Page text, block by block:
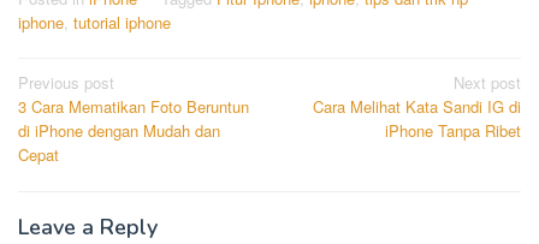
iphone tutorial iphone
Post
navigation
Previous post
3 Cara Mematikan Foto Beruntun
di iPhone dengan Mudah dan
Cepat
Next post
Cara Melihat Kata Sandi IG di
iPhone Tanpa Ribet
Leave a Reply